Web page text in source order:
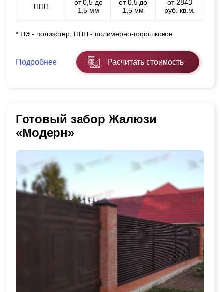
ППП
от 0,5 до
1,5 мм
от 0,5 до
1,5 мм
от 2843
руб. кв.м.
* ПЭ - полиэстер, ППП - полимерно-порошковое
Подробнее Расчитать стоимость
Готовый забор Жалюзи
«Модерн»